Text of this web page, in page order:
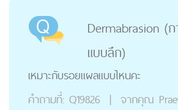
Dermabrasion (
แบบลึก)
เหมาะกับรอยแผลแบบไหนคะ
คำถามที่: Q19826 | จากคุณ